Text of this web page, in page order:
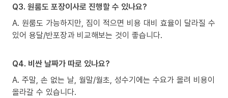
Q3. 원룸도 포장이사로 진행할 수 있나요?
A. 원룸도 가능하지만, 짐이 적으면 비용 대비 효율이 달라질 수
있어 용달/반포장과 비교해보는 것이 좋습니다.
Q4. 비싼 날짜가 따로 있나요?
A. 주말, 손 없는 날, 월말/월초, 성수기에는 수요가 몰려 비용이
올라갈 수 있습니다.